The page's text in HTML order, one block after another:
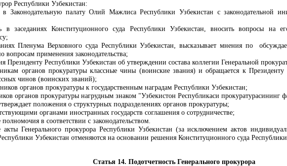
Республики Узбекистан:
в Законодательную палату Олий Мажлиса Республики Узбекистан с законодательной
в заседаниях Конституционного суда Республики Узбекистан, вносить вопросы на
Пленума Верховного суда Республики Узбекистан, высказывает мнения по
о
вопросам применения законодательства;
Президенту Республики Узбекистан об утверждении состава коллегии Генеральной
органов прокуратуры классные чины (воинские звания) и обращается к
чинов (воинских званий);
органов прокуратуры к государственным наградам Республики Узбекистан;
органов прокуратуры нагрудным знаком "Узбекистон Республикаси прокуратурасининг
положения о структурных подразделениях органов прокуратуры;
органами иностранных государств соглашения о сотрудничестве;
в соответствии с законодательством.
Генерального прокурора Республики Узбекистан (за исключением актов
Узбекистан отменяются на основании решения Конституционного суда
Статья 14. Подотчетность Генерального прокурора